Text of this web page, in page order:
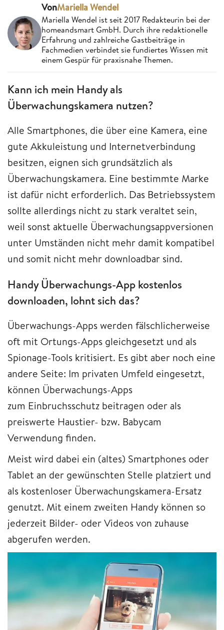
VonMariella Wendel
Mariella Wendel ist seit 2017 Redakteurin bei der
homeandsmart GmbH. Durch ihre redaktionelle
Erfahrung und zahlreiche Gastbeiträge in
Fachmedien verbindet sie fundiertes Wissen mit
einem Gespür für praxisnahe Themen.
Kann ich mein Handy als
Überwachungskamera nutzen?
Alle Smartphones, die über eine Kamera, eine
gute Akkuleistung und Internetverbindung
besitzen, eignen sich grundsätzlich als
Überwachungskamera. Eine bestimmte Marke
ist dafür nicht erforderlich. Das Betriebssystem
sollte allerdings nicht zu stark veraltet sein,
weil sonst aktuelle Überwachungsappversionen
unter Umständen nicht mehr damit kompatibel
und somit nicht mehr downloadbar sind.
Handy Überwachungs-App kostenlos
downloaden, lohnt sich das?
Überwachungs-Apps werden fälschlicherweise
oft mit Ortungs-Apps gleichgesetzt und als
Spionage-Tools kritisiert. Es gibt aber noch eine
andere Seite: Im privaten Umfeld eingesetzt,
können Überwachungs-Apps
zum Einbruchsschutz beitragen oder als
preiswerte Haustier- bzw. Babycam
Verwendung finden.
Meist wird dabei ein (altes) Smartphones oder
Tablet an der gewünschten Stelle platziert und
als kostenloser Überwachungskamera-Ersatz
genutzt. Mit einem zweiten Handy können so
jederzeit Bilder- oder Videos von zuhause
abgerufen werden.